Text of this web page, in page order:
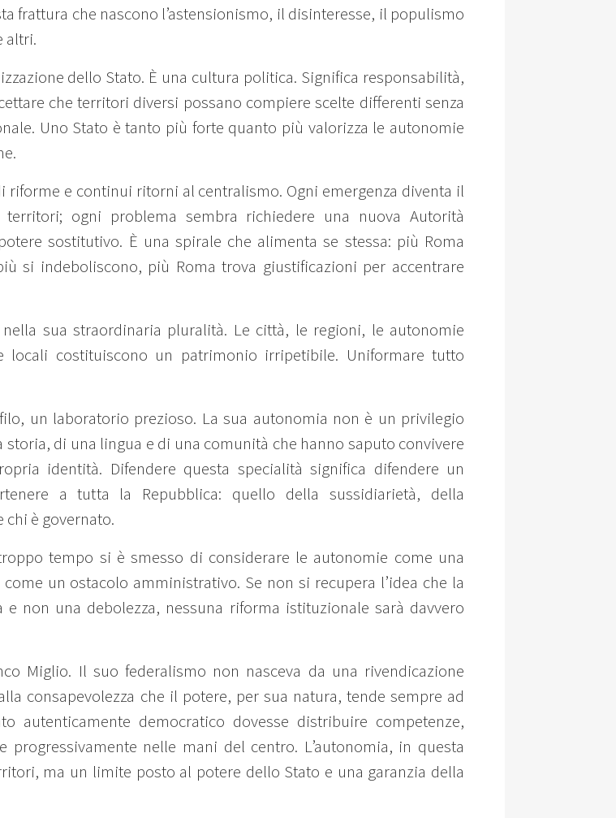
frattura che nascono l’astensionismo, il disinteresse, il populismo
altri.
dello Stato. È una cultura politica. Significa responsabilità,
che territori diversi possano compiere scelte differenti senza
Uno Stato è tanto più forte quanto più valorizza le autonomie
riforme e continui ritorni al centralismo. Ogni emergenza diventa il
ogni problema sembra richiedere una nuova Autorità
sostitutivo. È una spirale che alimenta se stessa: più Roma
si indeboliscono, più Roma trova giustificazioni per accentrare
sua straordinaria pluralità. Le città, le regioni, le autonomie
costituiscono un patrimonio irripetibile. Uniformare tutto
un laboratorio prezioso. La sua autonomia non è un privilegio
di una lingua e di una comunità che hanno saputo convivere
identità. Difendere questa specialità significa difendere un
a tutta la Repubblica: quello della sussidiarietà, della
chi è governato.
tempo si è smesso di considerare le autonomie come una
un ostacolo amministrativo. Se non si recupera l’idea che la
non una debolezza, nessuna riforma istituzionale sarà davvero
Miglio. Il suo federalismo non nasceva da una rivendicazione
consapevolezza che il potere, per sua natura, tende sempre ad
autenticamente democratico dovesse distribuire competenze,
nelle mani del centro. L’autonomia, in questa
ma un limite posto al potere dello Stato e una garanzia della